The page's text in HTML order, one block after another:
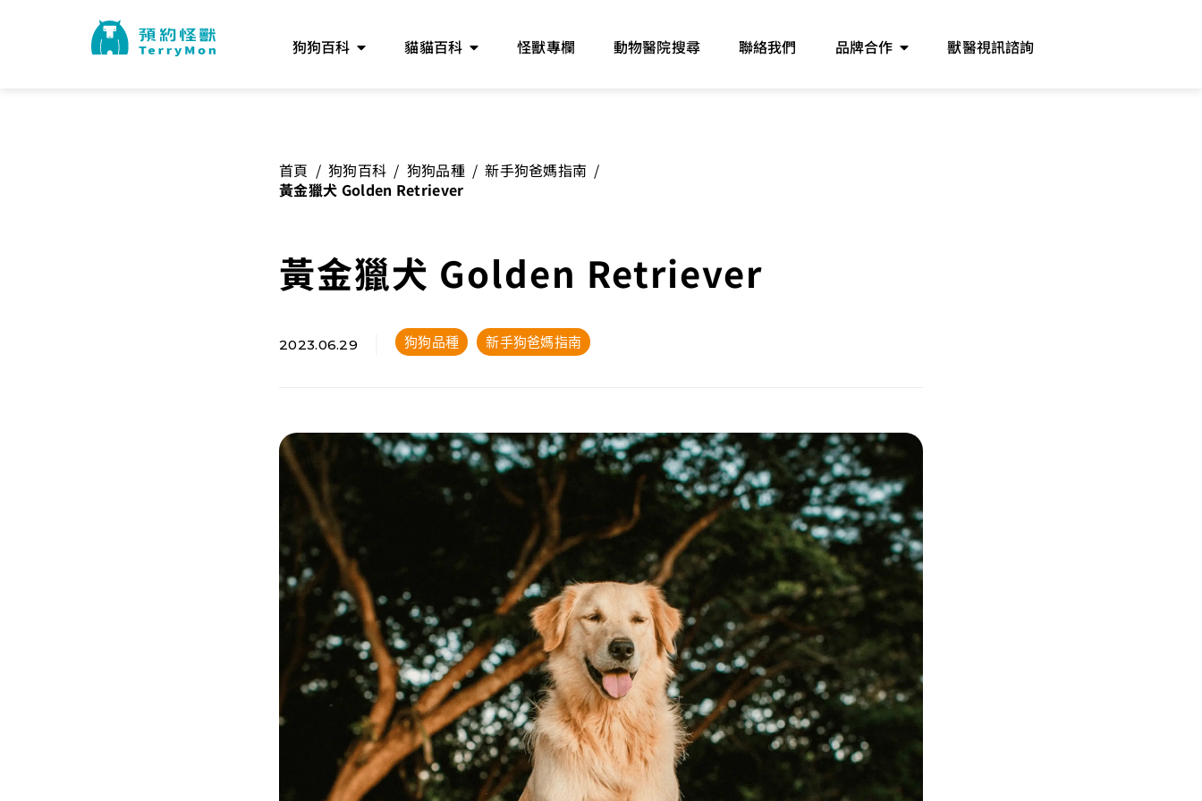
狗狗百科 貓貓百科 怪獸專欄 動物醫院搜尋 聯絡我們 品牌合作 獸醫視訊諮詢
首頁 / 狗狗百科 / 狗狗品種 / 新手狗爸媽指南 /
黃金獵犬 Golden Retriever
黃金獵犬 Golden Retriever
2023.06.29 狗狗品種 新手狗爸媽指南